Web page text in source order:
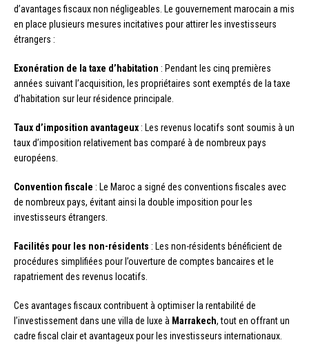
d’avantages fiscaux non négligeables. Le gouvernement marocain a mis
en place plusieurs mesures incitatives pour attirer les investisseurs
étrangers :
Exonération de la taxe d’habitation : Pendant les cinq premières
années suivant l’acquisition, les propriétaires sont exemptés de la taxe
d’habitation sur leur résidence principale.
Taux d’imposition avantageux : Les revenus locatifs sont soumis à un
taux d’imposition relativement bas comparé à de nombreux pays
européens.
Convention fiscale : Le Maroc a signé des conventions fiscales avec
de nombreux pays, évitant ainsi la double imposition pour les
investisseurs étrangers.
Facilités pour les non-résidents : Les non-résidents bénéficient de
procédures simplifiées pour l’ouverture de comptes bancaires et le
rapatriement des revenus locatifs.
Ces avantages fiscaux contribuent à optimiser la rentabilité de
l’investissement dans une villa de luxe à Marrakech, tout en offrant un
cadre fiscal clair et avantageux pour les investisseurs internationaux.